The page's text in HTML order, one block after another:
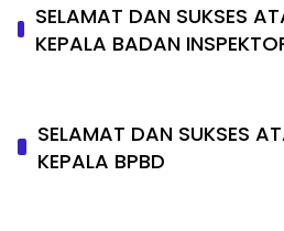
SELAMAT DAN SUKSES
KEPALA BADAN
SELAMAT DAN SUKSES
KEPALA BPBD